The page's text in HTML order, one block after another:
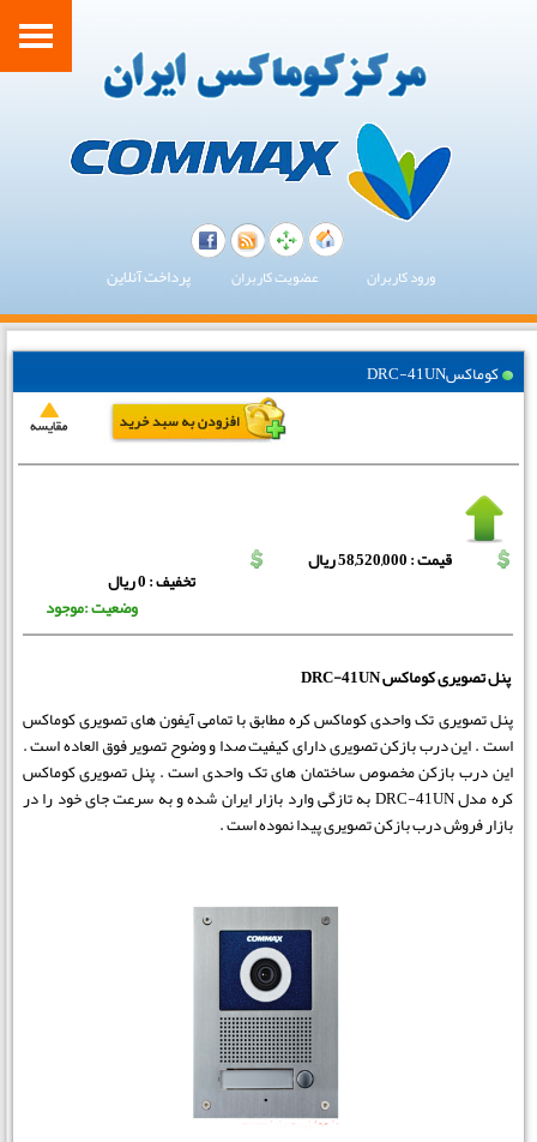
ورود کاربران عضویت کاربران پرداخت آنلاین
کوماکسDRC-41UN
قیمت : 58,520,000 ریال
تخفیف : 0 ریال
وضعیت :موجود
پنل تصویری کوماکس DRC-41UN
پنل تصویری تک واحدی کوماکس کره مطابق با تمامی آیفون های تصویری کوماکس
است . این درب بازکن تصویری دارای کیفیت صدا و وضوح تصویر فوق العاده است .
این درب بازکن مخصوص ساختمان های تک واحدی است . پنل تصویری کوماکس
کره مدل DRC-41UN به تازگی وارد بازار ایران شده و به سرعت جای خود را در
بازار فروش درب بازکن تصویری پیدا نموده است .